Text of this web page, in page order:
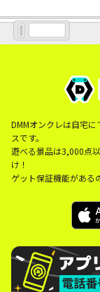
DMMオンクレは自宅
スです。
遊べる景品は3,000点
け！
ゲット保証機能がある